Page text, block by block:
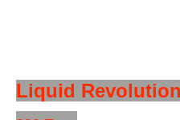
Liquid